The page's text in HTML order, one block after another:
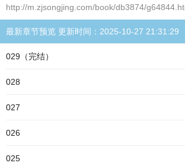
http://m.zjsongjing.com/book/db3874/
最新章节预览 更新时间：2025-10-27 21:31:29
029（完结）
028
027
026
025